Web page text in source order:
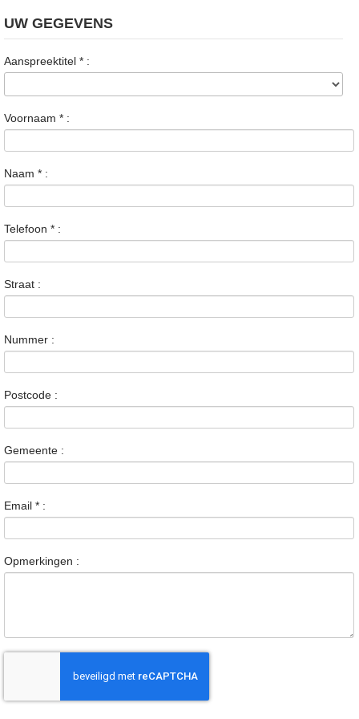
UW GEGEVENS
Aanspreektitel * :
Voornaam * :
Naam * :
Telefoon * :
Straat :
Nummer :
Postcode :
Gemeente :
Email * :
Opmerkingen :